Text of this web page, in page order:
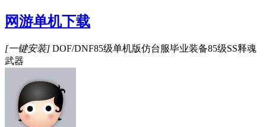
网游单机下载
[一键安装] DOF/DNF85级单机版仿台服毕业装备85级SS释魂
武器